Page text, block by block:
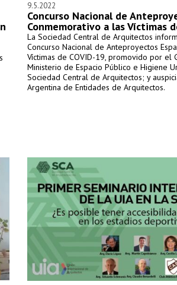
9.5.2022
Concurso Nacional de
Conmemorativo a las Víctimas
La Sociedad Central de Arquitectos
Concurso Nacional de Anteproyectos
Víctimas de COVID-19, promovido por el
Ministerio de Espacio Público e Higiene
Sociedad Central de Arquitectos; y
Argentina de Entidades de Arquitectos.